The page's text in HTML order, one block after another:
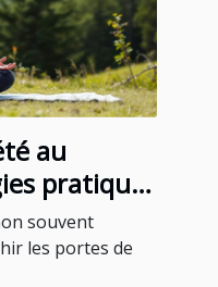
au
pratiques
souvent
les portes de